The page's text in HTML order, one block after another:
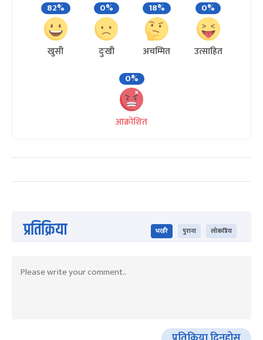
82%
खुसी
0%
दुःखी
18%
अचम्मित
0%
उत्साहित
0%
आक्रोशित
प्रतिक्रिया भर्खरै पुराना लोकप्रिय